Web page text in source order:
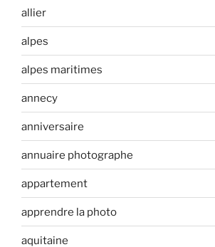
allier
alpes
alpes maritimes
annecy
anniversaire
annuaire photographe
appartement
apprendre la photo
aquitaine